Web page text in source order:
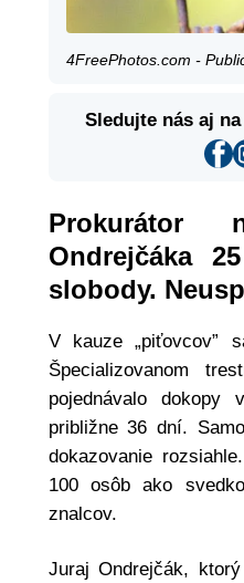
4FreePhotos.com -
Sledujte nás aj
Prokurátor
Ondrejčáka
slobody.
V kauze „piťovcov”
Špecializovanom
pojednávalo
približne 36 dní.
dokazovanie
100 osôb ako
znalcov.
Juraj Ondrejčák,